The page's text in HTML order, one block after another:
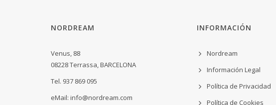
NORDREAM
Venus, 88
08228 Terrassa, BARCELONA
Tel. 937 869 095
eMail: info@nordream.com
INFORMACIÓN
Nordream
Información Legal
Política de Privacidad
Política de Cookies